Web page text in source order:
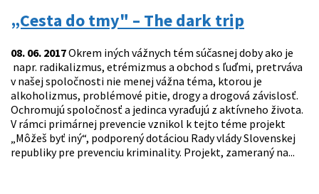
„Cesta do tmy" – The dark trip
08. 06. 2017Okrem iných vážnych tém súčasnej doby ako je
napr. radikalizmus, etrémizmus a obchod s ľuďmi, pretrváva
v našej spoločnosti nie menej vážna téma, ktorou je
alkoholizmus, problémové pitie, drogy a drogová závislosť.
Ochromujú spoločnosť a jedinca vyraďujú z aktívneho života.
V rámci primárnej prevencie vznikol k tejto téme projekt
„Môžeš byť iný“, podporený dotáciou Rady vlády Slovenskej
republiky pre prevenciu kriminality. Projekt, zameraný na...